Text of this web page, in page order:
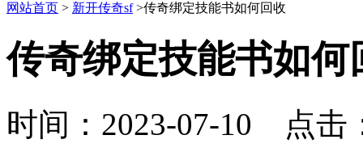
网站首页 > 新开传奇sf>传奇绑定技能书如何回收
传奇绑定技能书如何
时间：2023-07-10 点击